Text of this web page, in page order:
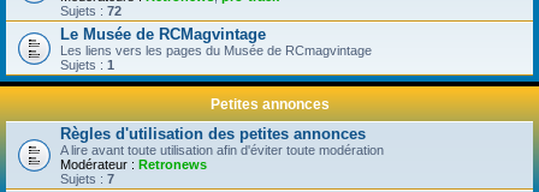
Sujets : 72
Le Musée de RCMagvintage
Les liens vers les pages du Musée de RCmagvintage
Sujets : 1
Petites annonces
Règles d'utilisation des petites annonces
A lire avant toute utilisation afin d'éviter toute modération
Modérateur : Retronews
Sujets : 7